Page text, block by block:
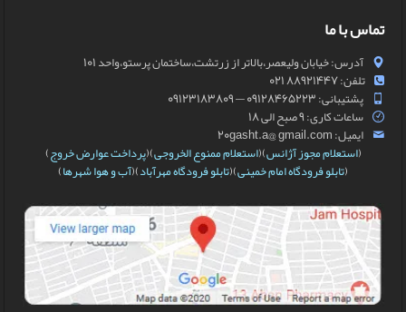
تماس با ما
آدرس: خیابان ولیعصر،بالاتر از زرتشت،ساختمان پرستو،واحد 101
تلفن: 88921447 021
پشتیبانی: 09128465223 — 09123183809
ساعات کاری: 9 صبح الی 18
ایمیل: 20gasht.a@ gmail.com
(استعلام مجوز آژانس)(استعلام ممنوع الخروجی)(پرداخت عوارض خروج)
(تابلو فرودگاه امام خمینی)(تابلو فرودگاه مهرآباد)(آب و هوا شهرها)